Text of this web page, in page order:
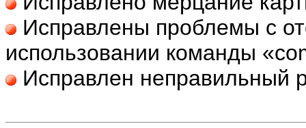
Исправлены проблемы с
использовании команды
Исправлен неправильный